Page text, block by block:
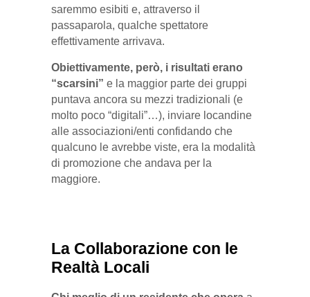
saremmo esibiti e, attraverso il
passaparola, qualche spettatore
effettivamente arrivava.
Obiettivamente, però, i risultati erano
“scarsini” e la maggior parte dei gruppi
puntava ancora su mezzi tradizionali (e
molto poco “digitali”…), inviare locandine
alle associazioni/enti confidando che
qualcuno le avrebbe viste, era la modalità
di promozione che andava per la
maggiore.
La Collaborazione con le
Realtà Locali